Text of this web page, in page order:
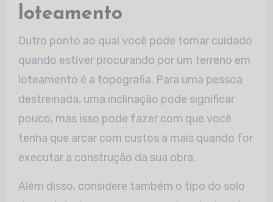
loteamento
Outro ponto ao qual você pode tomar cuidado
quando estiver procurando por um terreno em
loteamento é a topografia. Para uma pessoa
destreinada, uma inclinação pode significar
pouco, mas isso pode fazer com que você
tenha que arcar com custos a mais quando for
executar a construção da sua obra.
Além disso, considere também o tipo do solo